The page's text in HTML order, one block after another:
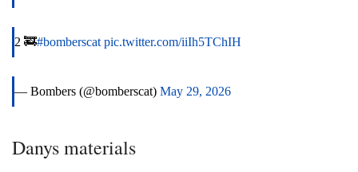
2 🚒#bomberscat pic.twitter.com/iiIh5TChIH
— Bombers (@bomberscat) May 29, 2026
Danys materials